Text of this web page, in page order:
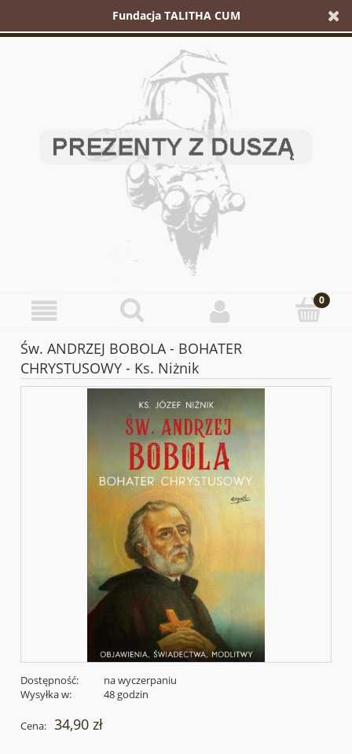
Fundacja TALITHA CUM
Św. ANDRZEJ BOBOLA - BOHATER
CHRYSTUSOWY - Ks. Niżnik
Dostępność:
na wyczerpaniu
Wysyłka w:
48 godzin
Cena: 34,90 zł